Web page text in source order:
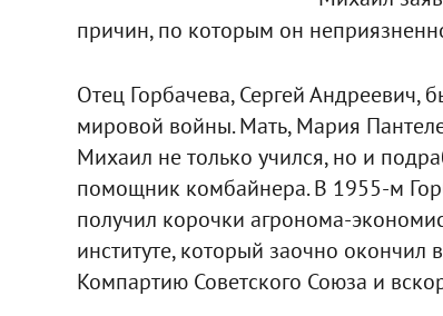
причин, по которым он
Отец Горбачева, Сергей
мировой войны. Мать, Мария
Михаил не только учился, но и
помощник комбайнера. В 1955-м
получил корочки агронома-
институте, который заочно
Компартию Советского Союза и